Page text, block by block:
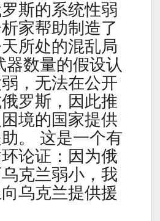
斯的系统性弱
家帮助制造了
所处的混乱局
器数量的假设认
，无法在公开
罗斯，因此推
境的国家提供
。 这是一个有
论证：因为俄
克兰弱小，我
乌克兰提供援